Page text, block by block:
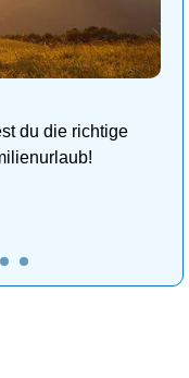
du die richtige